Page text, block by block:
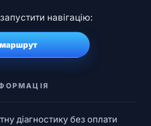
навігацію:
діагностику без оплати